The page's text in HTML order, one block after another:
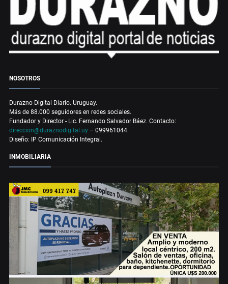
NOSOTROS
Durazno Digital Diario. Uruguay.
Más de 88.000 seguidores en redes sociales.
Fundador y Director - Lic. Fernando Salvador Báez. Contacto:
direccion@duraznodigital.uy – 099961044.
Diseño: IP Comunicación Integral.
INMOBILIARIA